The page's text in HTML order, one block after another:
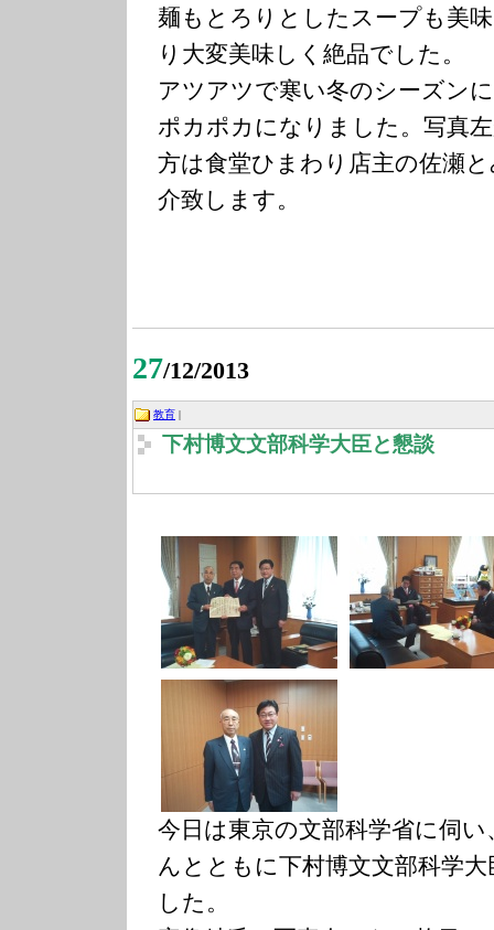
麺もとろりとしたスープも美
り大変美味しく絶品でした。
アツアツで寒い冬のシーズン
ポカポカになりました。写真
方は食堂ひまわり店主の佐瀬
介致します。
27/12/2013
教育 |
下村博文文部科学大臣と懇談
今日は東京の文部科学省に伺
んとともに下村博文文部科学
した。